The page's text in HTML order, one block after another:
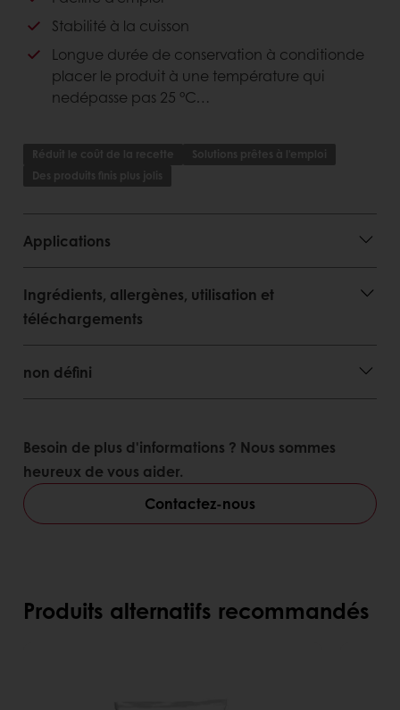
Avantages consommateurs
un bon goût
Stabilité à la cuisson
Longue durée de conservation à conditionde
placer le produit à une température qui
nedépasse pas 25 °C…
Réduit le coût de la recette
Solutions prêtes à l'emploi
Des produits finis plus jolis
Applications
Ingrédients, allergènes, utilisation et
téléchargements
non défini
Besoin de plus d'informations ? Nous sommes
heureux de vous aider.
Contactez-nous
Produits alternatifs recommandés